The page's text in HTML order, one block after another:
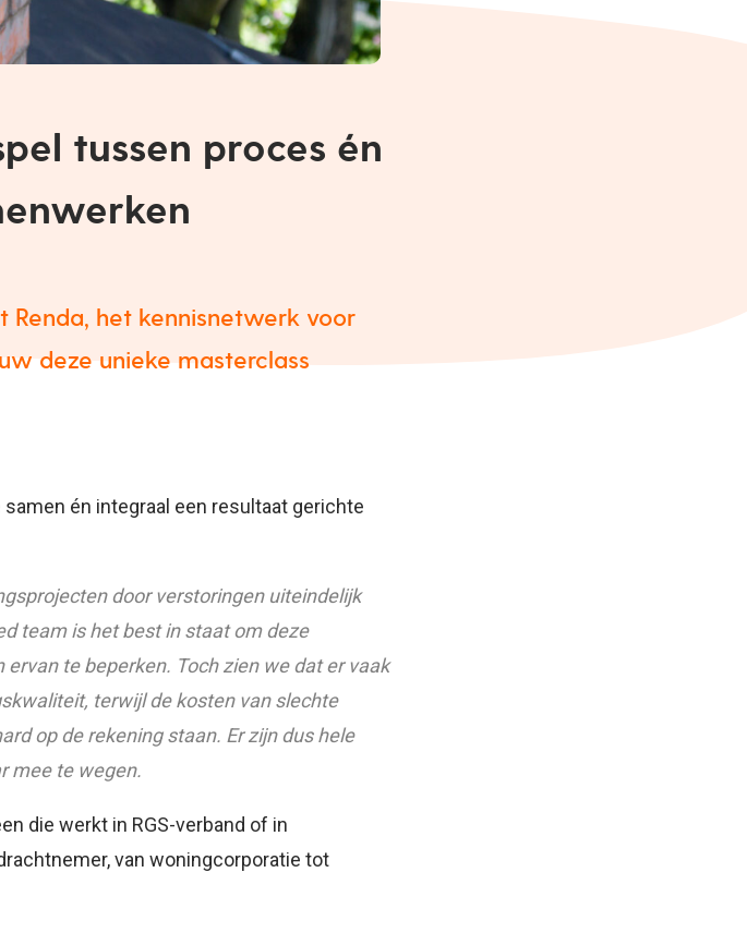
tussen proces én
Renda, het kennisnetwerk voor
deze unieke masterclass
én integraal een resultaat gerichte
door verstoringen uiteindelijk
team is het best in staat om deze
te beperken. Toch zien we dat er vaak
terwijl de kosten van slechte
op de rekening staan. Er zijn dus hele
mee te wegen.
die werkt in RGS-verband of in
van woningcorporatie tot